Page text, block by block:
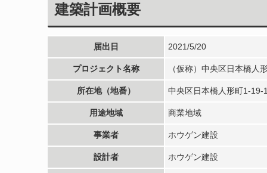
建築計画概要
届出日 2021/5/20
プロジェクト名称 （仮称）中央区日本橋人
所在地（地番） 中央区日本橋人形町1-19-
用途地域 商業地域
事業者 ホウゲン建設
設計者 ホウゲン建設